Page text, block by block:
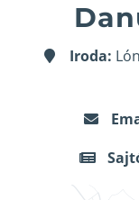
Iroda: